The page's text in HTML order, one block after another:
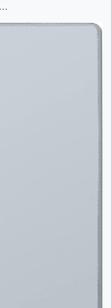
Lenovo Legion Gaming Control Mouse Pad L GXH1C97868 - Gri